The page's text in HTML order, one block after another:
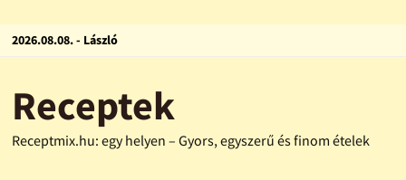
2026.08.08. - László
Receptek
Receptmix.hu: egy helyen – Gyors, egyszerű és finom ételek